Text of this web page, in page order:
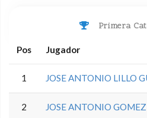
Primera
Pos Jugador
1 JOSE ANTONIO LILLO
2 JOSE ANTONIO